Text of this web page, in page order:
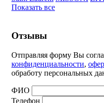
Показать все
Отзывы
Отправляя форму Вы
конфиденциальности,
обработу персональных
ФИО
Телефон